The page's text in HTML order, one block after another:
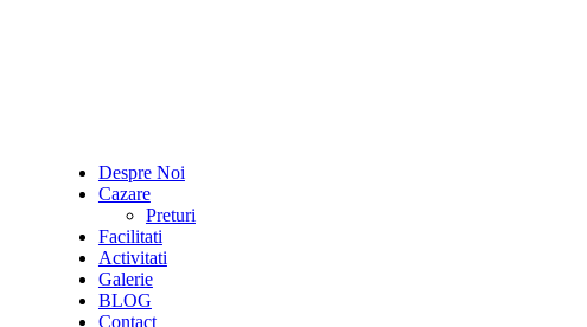
Despre Noi
Cazare
Preturi
Facilitati
Activitati
Galerie
BLOG
Contact